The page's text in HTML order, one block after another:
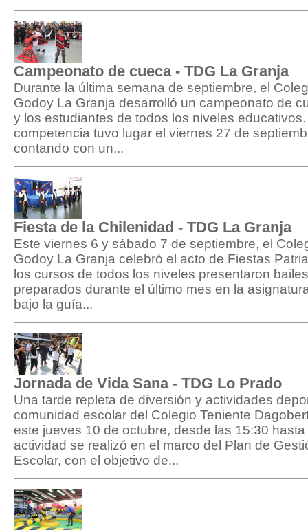
Campeonato de cueca - TDG La Granja
Durante la última semana de septiembre, el
Godoy La Granja desarrolló un campeonato de
y los estudiantes de todos los niveles
competencia tuvo lugar el viernes 27 de
contando con un...
Fiesta de la Chilenidad - TDG La Granja
Este viernes 6 y sábado 7 de septiembre, el
Godoy La Granja celebró el acto de Fiestas
los cursos de todos los niveles presentaron
preparados durante el último mes en la
bajo la guía...
Jornada de Vida Sana - TDG Lo Prado
Una tarde repleta de diversión y actividades
comunidad escolar del Colegio Teniente
este jueves 10 de octubre, desde las 15:30
actividad se realizó en el marco del Plan de
Escolar, con el objetivo de...